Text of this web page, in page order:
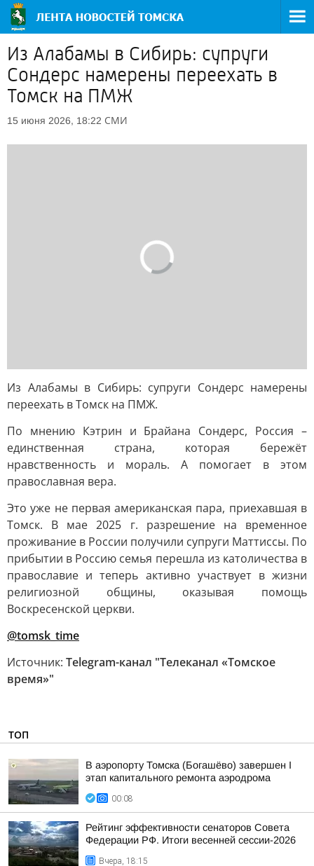
Из Алабамы в Сибирь: супруги
Сондерс намерены переехать в
Томск на ПМЖ
15 июня 2026, 18:22 СМИ
Из Алабамы в Сибирь: супруги Сондерс намерены
переехать в Томск на ПМЖ.
По мнению Кэтрин и Брайана Сондерс, Россия –
единственная страна, которая бережёт
нравственность и мораль. А помогает в этом
православная вера.
Это уже не первая американская пара, приехавшая в
Томск. В мае 2025 г. разрешение на временное
проживание в России получили супруги Маттиссы. По
прибытии в Россию семья перешла из католичества в
православие и теперь активно участвует в жизни
религиозной общины, оказывая помощь
Воскресенской церкви.
@tomsk_time
Источник: Telegram-канал "Телеканал «Томское
время»"
ТОП
В аэропорту Томска (Богашёво) завершен I
этап капитального ремонта аэродрома
00:08
Рейтинг эффективности сенаторов Совета
Федерации РФ. Итоги весенней сессии-2026
Вчера, 18:15